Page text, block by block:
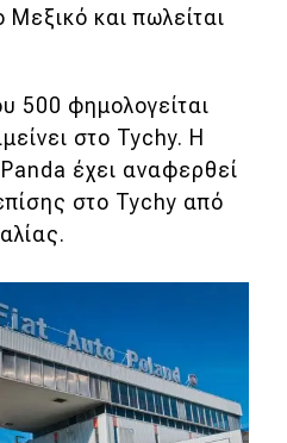
και πωλείται
500 φημολογείται
στο Tychy. Η
έχει αναφερθεί
στο Tychy από